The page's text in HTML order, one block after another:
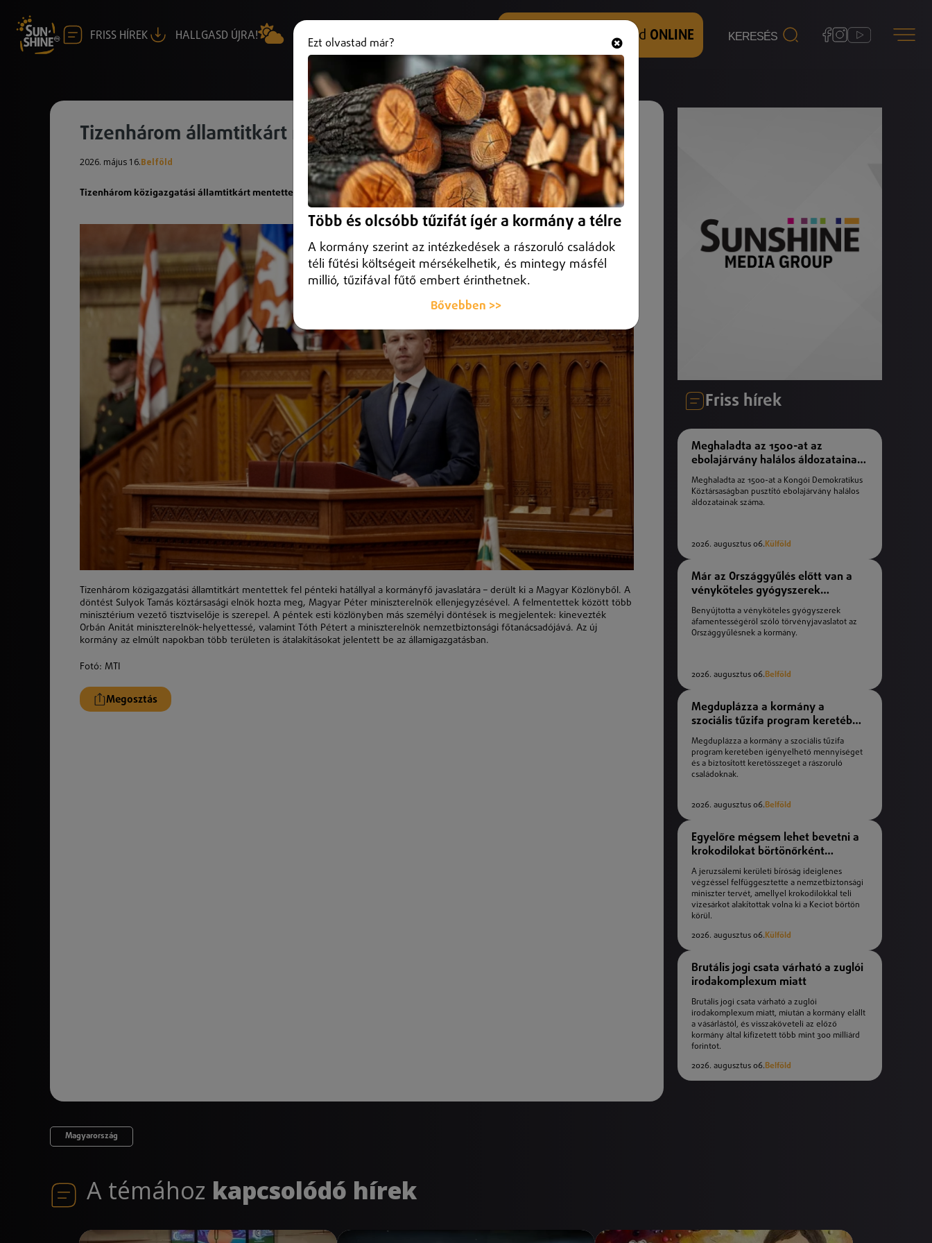
FRISS HÍREK HALLGASD ÚJRA! +36 (20) 316 3000 Hallgasd és nézd ONLINE
Tizenhárom államtitkárt mentettek fel
2026. május 16.Belföld
Tizenhárom közigazgatási államtitkárt mentettek fel pénteki hatállyal Magyar Péter miniszterelnök javaslatára.
Tizenhárom közigazgatási államtitkárt mentettek fel pénteki hatállyal a kormányfő javaslatára – derült ki a Magyar Közlönyből. A
döntést Sulyok Tamás köztársasági elnök hozta meg, Magyar Péter miniszterelnök ellenjegyzésével. A felmentettek között több
minisztérium vezető tisztviselője is szerepel. A péntek esti közlönyben más személyi döntések is megjelentek: kinevezték
Orbán Anitát miniszterelnök-helyettessé, valamint Tóth Pétert a miniszterelnök nemzetbiztonsági főtanácsadójává. Az új
kormány az elmúlt napokban több területen is átalakításokat jelentett be az államigazgatásban.
Fotó: MTI
Megosztás
Friss hírek
Meghaladta az 1500-at az
ebolajárvány halálos áldozatainak
száma
Meghaladta az 1500-at a Kongói Demokratikus
Köztársaságban pusztító ebolajárvány halálos
áldozatainak száma.
2026. augusztus 06. Külföld
Már az Országgyűlés előtt van a
vényköteles gyógyszerek
áfamentességéről szóló
törvényjavaslat
Benyújtotta a vényköteles gyógyszerek
áfamentességéről szóló törvényjavaslatot az
Országgyűlésnek a kormány.
2026. augusztus 06.Belföld
Megduplázza a kormány a
szociális tűzifa program keretében
igényelhető mennyiséget
Megduplázza a kormány a szociális tűzifa
program keretében igényelhető mennyiséget
és a biztosított keretösszeget a rászoruló
családoknak.
2026. augusztus 06.Belföld
Egyelőre mégsem lehet bevetni a
krokodilokat börtönőrként
Izraelben
A jeruzsálemi kerületi bíróság ideiglenes
végzéssel felfüggesztette a nemzetbiztonsági
miniszter tervét, amellyel krokodilokkal teli
vizesárkot alakítottak volna ki a Keciot börtön
körül.
2026. augusztus 06. Külföld
Brutális jogi csata várható a zuglói
irodakomplexum miatt
Brutális jogi csata várható a zuglói
irodakomplexum miatt, miután a kormány elállt
a vásárlástól, és visszaköveteli az előző
kormány által kifizetett több mint 300 milliárd
forintot.
2026. augusztus 06.Belföld
Magyarország
A témához kapcsolódó hírek
Ezt olvastad már?
Több és olcsóbb tűzifát ígér a kormány a télre
A kormány szerint az intézkedések a rászoruló családok
téli fűtési költségeit mérsékelhetik, és mintegy másfél
millió, tűzifával fűtő embert érinthetnek.
Bővebben >>